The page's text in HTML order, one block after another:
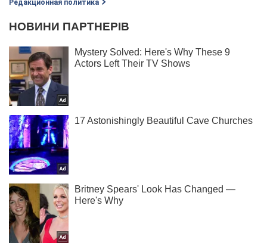
Редакционная политика